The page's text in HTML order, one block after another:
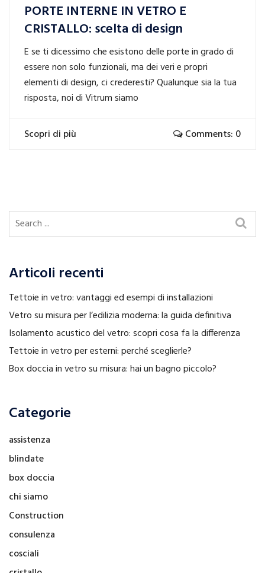
PORTE INTERNE IN VETRO E
CRISTALLO: scelta di design
E se ti dicessimo che esistono delle porte in grado di
essere non solo funzionali, ma dei veri e propri
elementi di design, ci crederesti? Qualunque sia la tua
risposta, noi di Vitrum siamo
Scopri di più Comments: 0
Articoli recenti
Tettoie in vetro: vantaggi ed esempi di installazioni
Vetro su misura per l’edilizia moderna: la guida definitiva
Isolamento acustico del vetro: scopri cosa fa la differenza
Tettoie in vetro per esterni: perché sceglierle?
Box doccia in vetro su misura: hai un bagno piccolo?
Categorie
assistenza
blindate
box doccia
chi siamo
Construction
consulenza
cosciali